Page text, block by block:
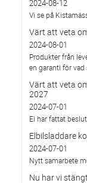
2024-08-12
Vi se på
Värt att veta
2024-08-01
Produkter från
en garanti för
Värt att veta
2027
2024-07-01
Ei har fattat
Elbilsladdare
2024-07-01
Nytt samarbete
Nu har vi